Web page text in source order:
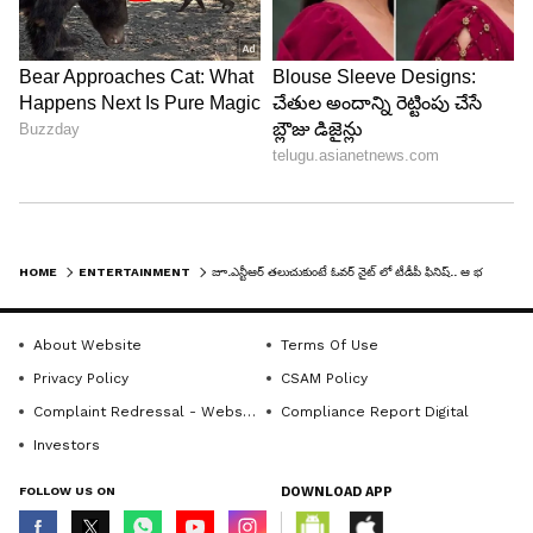
యాత్ర 2 చేసినందుకు దర్శకుడు మహి వి రాఘవ్ కి రెండు
ఎకరాల భూమి ఇచ్చినట్లు ప్రచారం జరిగింది. మీరు కూడా ఆ
విధంగా డబ్బు కోసమో ఇంకేదో ఆశించి వ్యూహం చిత్రం
ఇస్తూ నా కోసం నేను సినిమాలు చేస్తున్నాను తప్ప
ఎవరినుంచో ఏదో వస్తుంది అని తాను ఎప్పుడూ సినిమాలు
చేయనని వర్మ అన్నారు.
LATEST VIDEOS
HOME ENTERTAINMENT
About Website
Terms Of Use
Privacy Policy
CSAM Policy
Complaint Redressal - Website
Compliance Report Digital
Investors
FOLLOW US ON DOWNLOAD APP